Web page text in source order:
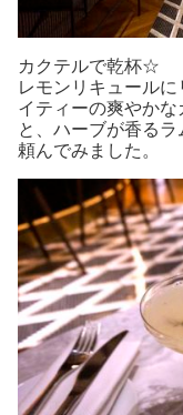
カクテルで乾杯☆
レモンリキュール
イティーの爽やかな
と、ハーブが香る
頼んでみました。